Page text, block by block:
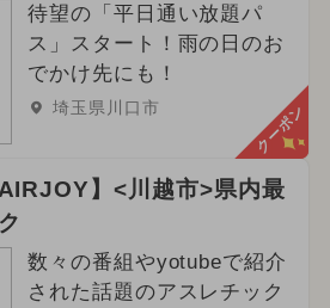
待望の「平日通い放題パ
ス」スタート！雨の日のお
でかけ先にも！
埼玉県川口市 クーポン
】<川越市>県内最
数々の番組やyotubeで紹介
された話題のアスレチック